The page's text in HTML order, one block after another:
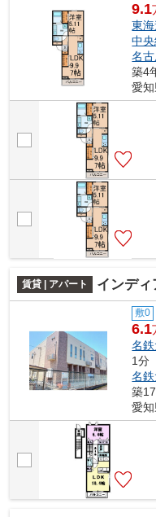
9.1
東
中
名
築4
愛
賃貸 | アパート インディ
敷0
6.1
名
1分
名
築
愛